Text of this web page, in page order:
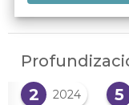
2
2024 5